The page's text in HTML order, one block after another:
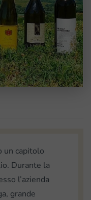
un capitolo
Durante la
l’azienda
grande